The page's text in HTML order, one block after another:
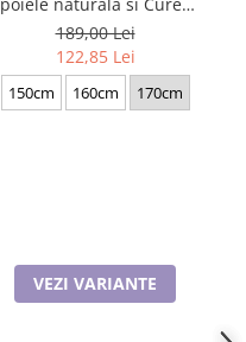
poiele naturala si Curea
de barbati neagra, serie
mare battal, A702-
4.M_1123
189,00 Lei
122,85 Lei
150cm 160cm 170cm
VEZI VARIANTE